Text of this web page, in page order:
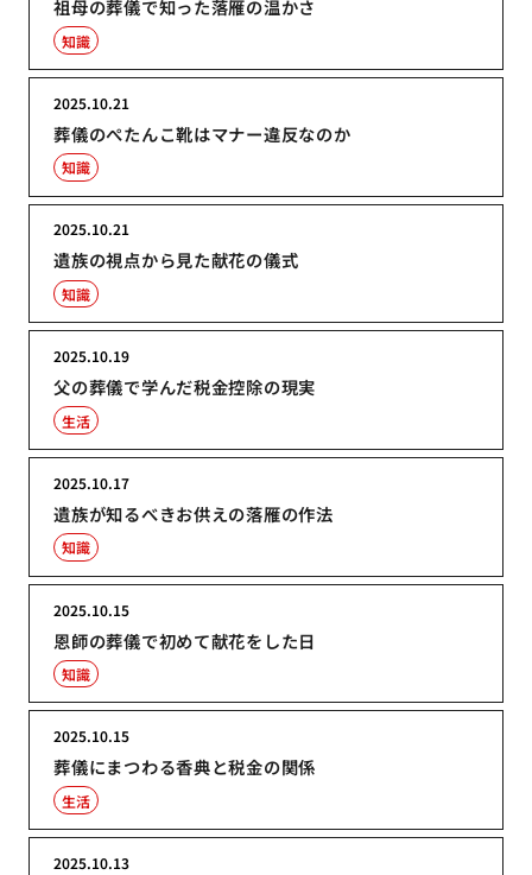
祖母の葬儀で知った落雁の温かさ
知識
葬儀のぺたんこ靴はマナー違反なのか
2025.10.21
知識
遺族の視点から見た献花の儀式
2025.10.21
知識
父の葬儀で学んだ税金控除の現実
2025.10.19
生活
遺族が知るべきお供えの落雁の作法
2025.10.17
知識
恩師の葬儀で初めて献花をした日
2025.10.15
知識
葬儀にまつわる香典と税金の関係
2025.10.15
生活
2025.10.13